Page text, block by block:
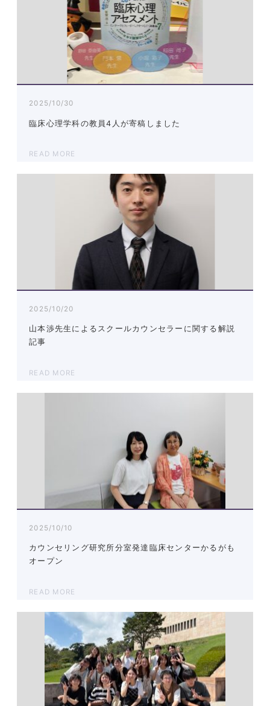
2025/10/30
臨床心理学科の教員4人が寄稿しました
READ MORE
2025/10/20
山本渉先生によるスクールカウンセラーに関する解説
記事
READ MORE
2025/10/10
カウンセリング研究所分室発達臨床センターかるがも
オープン
READ MORE